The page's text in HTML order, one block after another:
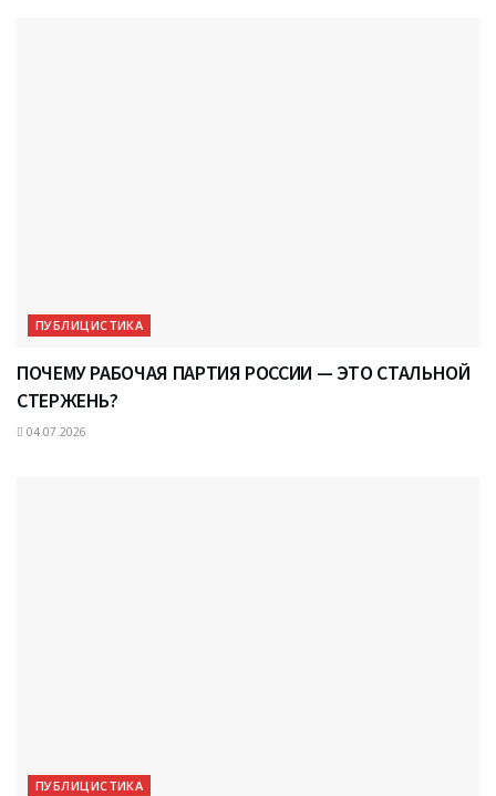
ПУБЛИЦИСТИКА
ПОЧЕМУ РАБОЧАЯ ПАРТИЯ РОССИИ — ЭТО СТАЛЬНОЙ
СТЕРЖЕНЬ?
04.07.2026
ПУБЛИЦИСТИКА